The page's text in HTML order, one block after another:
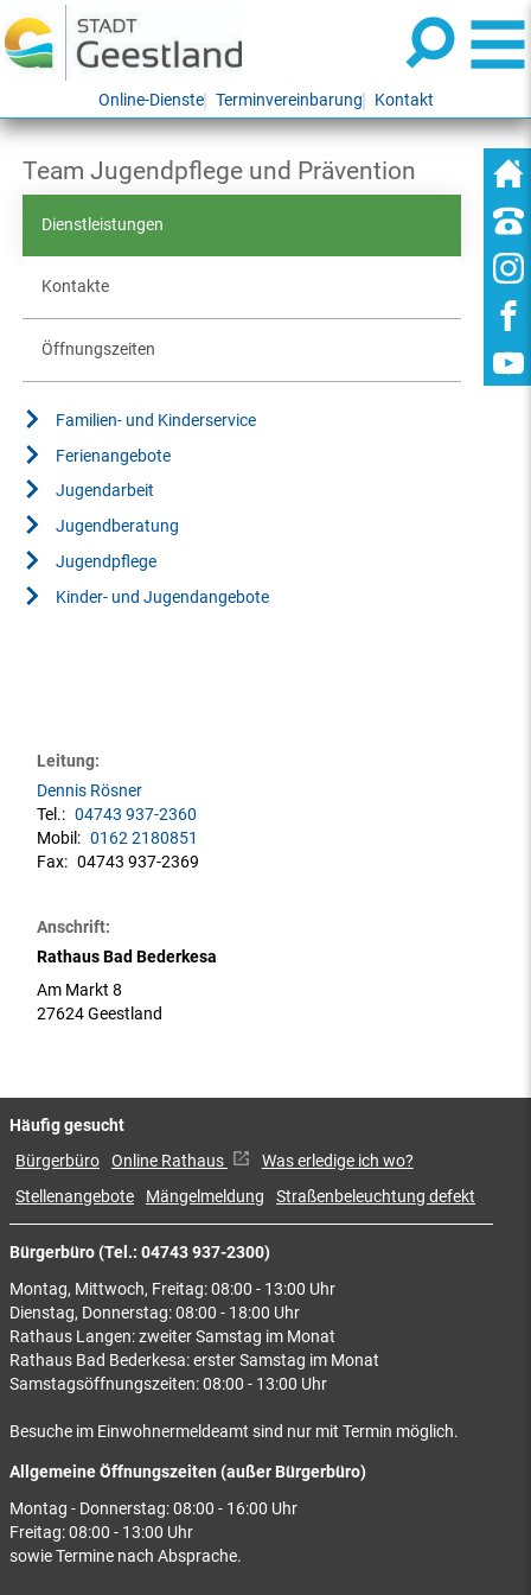
Online-Dienste Terminvereinbarung Kontakt
Team Jugendpflege und Prävention
Dienstleistungen
Kontakte
Öffnungszeiten
Familien- und Kinderservice
Ferienangebote
Jugendarbeit
Jugendberatung
Jugendpflege
Kinder- und Jugendangebote
Leitung:
Dennis Rösner
Tel.: 04743 937-2360
Mobil: 0162 2180851
Fax: 04743 937-2369
Anschrift:
Rathaus Bad Bederkesa
Am Markt 8
27624 Geestland
Bürgerbüro (Tel.: 04743 937-2300)
Montag, Mittwoch, Freitag: 08:00 - 13:00 Uhr
Dienstag, Donnerstag: 08:00 - 18:00 Uhr
Rathaus Langen: zweiter Samstag im Monat
Rathaus Bad Bederkesa: erster Samstag im Monat
Samstagsöffnungszeiten: 08:00 - 13:00 Uhr
Besuche im Einwohnermeldeamt sind nur mit Termin möglich.
Allgemeine Öffnungszeiten (außer Bürgerbüro)
Montag - Donnerstag: 08:00 - 16:00 Uhr
Freitag: 08:00 - 13:00 Uhr
sowie Termine nach Absprache.
Häufig gesucht
Bürgerbüro Online Rathaus
Was erledige ich wo?
Stellenangebote
Mängelmeldung Straßenbeleuchtung defekt